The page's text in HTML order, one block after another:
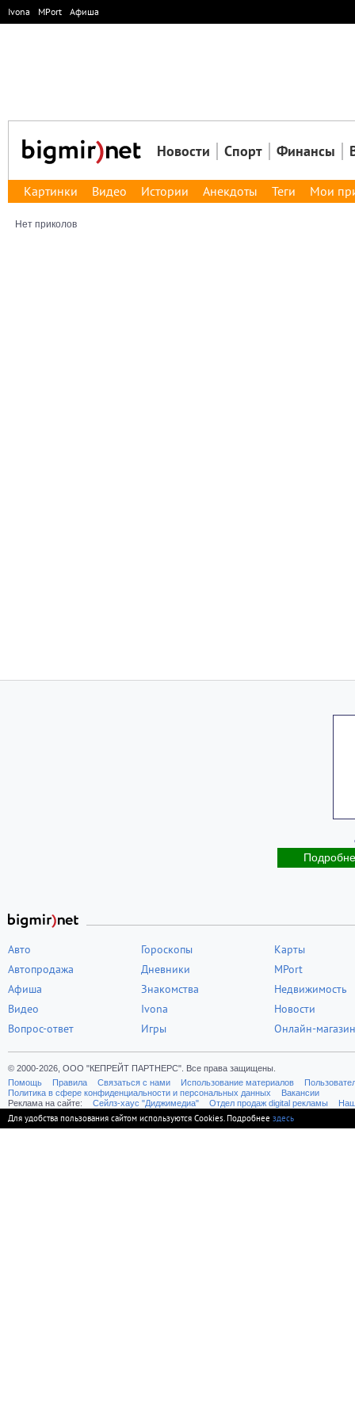
Ivona MPort Афиша
Новости Спорт Финансы
Картинки Видео Истории Анекдоты Теги Мои
Нет приколов
Авто
Автопродажа
Афиша
Видео
Вопрос-ответ
Гороскопы
Дневники
Знакомства
Ivona
Игры
Карты
MPort
Недвижимость
Новости
Онлайн-магазин
© 2000-2026, ООО "КЕПРЕЙТ ПАРТНЕРС". Все права защищены.
Помощь
Правила Связаться с нами Использование материалов
Политика в сфере конфиденциальности и персональных данных
Вакансии
Реклама на сайте:
Cейлз-хаус "Диджимедиа" Отдел продаж digital рекламы
Для удобства пользования сайтом используются Cookies. Подробнее здесь